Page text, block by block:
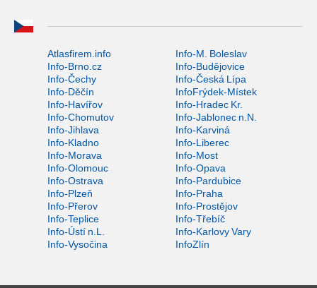
Atlasfirem.info
Info-M. Boleslav
Info-Brno.cz
Info-Budějovice
Info-Čechy
Info-Česká Lípa
Info-Děčín
InfoFrýdek-Místek
Info-Havířov
Info-Hradec Kr.
Info-Chomutov
Info-Jablonec n.N.
Info-Jihlava
Info-Karviná
Info-Kladno
Info-Liberec
Info-Morava
Info-Most
Info-Olomouc
Info-Opava
Info-Ostrava
Info-Pardubice
Info-Plzeň
Info-Praha
Info-Přerov
Info-Prostějov
Info-Teplice
Info-Třebíč
Info-Ústí n.L.
Info-Karlovy Vary
Info-Vysočina
InfoZlín